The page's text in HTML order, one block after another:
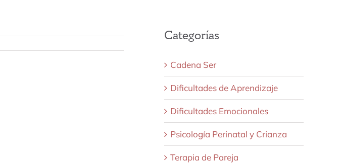
Categorías
Cadena Ser
Dificultades de Aprendizaje
Dificultades Emocionales
Psicología Perinatal y Crianza
Terapia de Pareja